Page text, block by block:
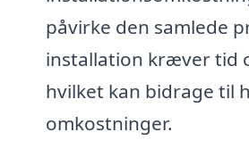
påvirke den samlede
installation kræver tid
hvilket kan bidrage til
omkostninger.